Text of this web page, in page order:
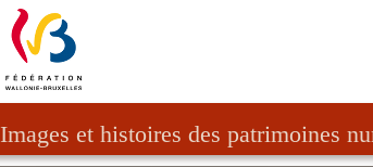
Images et histoires des patrimoines